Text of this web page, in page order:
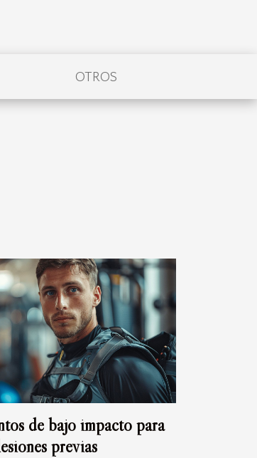
OTROS
de bajo impacto para
previas